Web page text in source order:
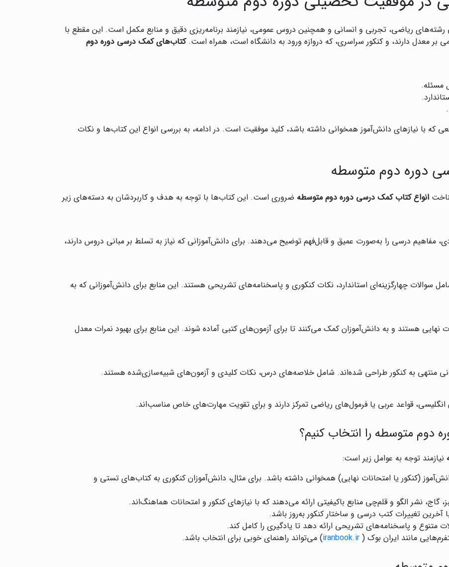
ریاضی، تجربی و انسانی و همچنین دروس عمومی، نیازمند برنامه‌ریزی دقیق و منابع مکمل است. این مقطع با
بر معدل دارند، و کنکور سراسری، که دروازه ورود به دانشگاه است، همراه است.کتاب‌های کمک درسی دوره دوم
مسئله.
که با نیازهای دانش‌آموز همخوانی داشته باشد، کلید موفقیت است. در ادامه، به بررسی انواع این کتاب‌ها و نکات
دوره دوم متوسطه
انواع کتاب کمک درسی دوره دوم متوسطه ضروری است. این کتاب‌ها با توجه به هدف و کاربردشان به دسته‌های زیر
مفاهیم درسی را به‌صورت عمیق و قابل‌فهم توضیح می‌دهند. برای دانش‌آموزانی که نیاز به تسلط بر مبانی دروس دارند،
سوالات چهارگزینه‌ای استاندارد، نکات کنکوری و پاسخنامه‌های تشریحی هستند. این منابع برای دانش‌آموزانی که به
هستند و به دانش‌آموزان کمک می‌کنند تا برای آزمون‌های کتبی آماده شوند. این منابع برای بهبود نمرات معدل
منتهی به کنکور طراحی شده‌اند. شامل خلاصه‌های درس، نکات کلیدی و آزمون‌های شبیه‌سازی‌شده هستند.
قواعد عربی یا فرمول‌های ریاضی تمرکز دارند و برای تقویت مهارت‌های خاص مناسب‌اند.
دوم متوسطه را انتخاب کنیم؟
نیازمند توجه به عوامل زیر است:
(کنکور یا امتحانات نهایی) همخوانی داشته باشد. برای مثال، دانش‌آموزان کنکوری به کتاب‌های تستی و
گاج، نشر الگو و قلم‌چی منابع باکیفیتی ارائه می‌دهند که با نیازهای کنکور و امتحانات هماهنگ‌اند.
آخرین تغییرات کتب درسی و ساختار کنکور به‌روز باشد.
متنوع و پاسخنامه‌های تشریحی ارائه دهد تا یادگیری را کامل کند.
مانند ایران بوک ( iranbook.ir) می‌تواند راهنمای خوبی برای انتخاب باشد.